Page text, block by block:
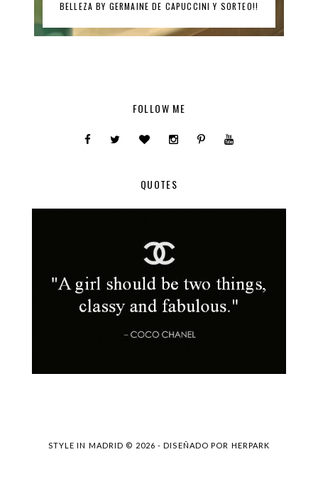
BELLEZA BY GERMAINE DE CAPUCCINI Y SORTEO!!
FOLLOW ME
QUOTES
STYLE IN MADRID © 2026 - DISEÑADO POR HERPARK